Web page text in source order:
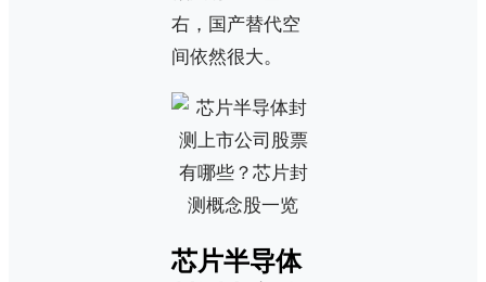
右，国产替代空
间依然很大。
芯片半导体